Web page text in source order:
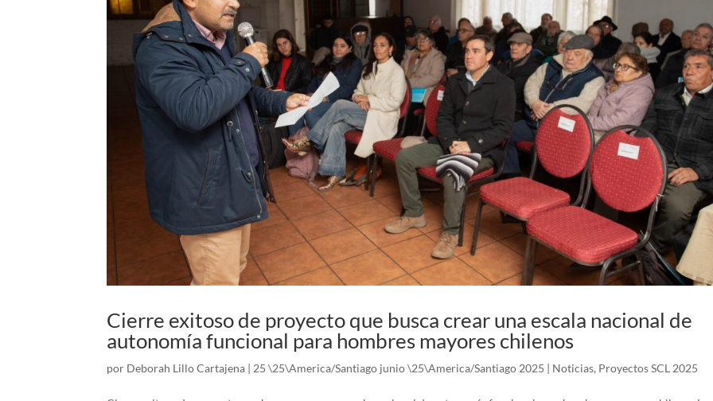
Cierre exitoso de proyecto que busca crear una escala nacional de
autonomía funcional para hombres mayores chilenos
por Deborah Lillo Cartajena | 25 \25\America/Santiago junio \25\America/Santiago 2025 | Noticias, Proyectos SCL 2025